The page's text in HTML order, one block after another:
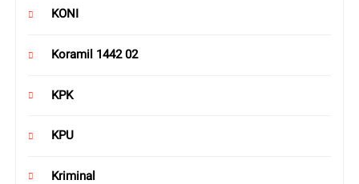
KONI
Koramil 1442 02
KPK
KPU
Kriminal